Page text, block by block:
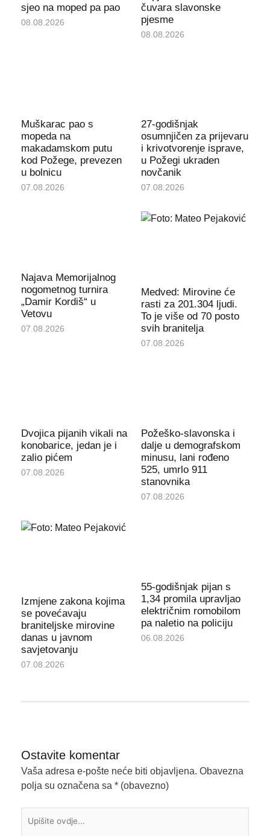
sjeo na moped pa pao
08.08.2026
čuvara slavonske
pjesme
08.08.2026
Muškarac pao s
mopeda na
makadamskom putu
kod Požege, prevezen
u bolnicu
07.08.2026
27-godišnjak
osumnjičen za prijevaru
i krivotvorenje isprave,
u Požegi ukraden
novčanik
07.08.2026
Najava Memorijalnog
nogometnog turnira
„Damir Kordiš“ u
Vetovu
07.08.2026
Medved: Mirovine će
rasti za 201.304 ljudi.
To je više od 70 posto
svih branitelja
07.08.2026
Dvojica pijanih vikali na
konobarice, jedan je i
zalio pićem
07.08.2026
Požeško-slavonska i
dalje u demografskom
minusu, lani rođeno
525, umrlo 911
stanovnika
07.08.2026
Izmjene zakona kojima
se povećavaju
braniteljske mirovine
danas u javnom
savjetovanju
07.08.2026
55-godišnjak pijan s
1,34 promila upravljao
električnim romobilom
pa naletio na policiju
06.08.2026
Ostavite komentar
Vaša adresa e-pošte neće biti objavljena. Obavezna
polja su označena sa * (obavezno)
ovdje...